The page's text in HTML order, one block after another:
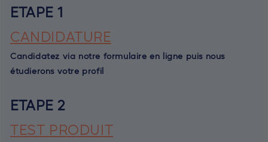
ETAPE 1
CANDIDATURE
Candidatez via notre formulaire en ligne puis nous
étudierons votre profil
ETAPE 2
TEST PRODUIT